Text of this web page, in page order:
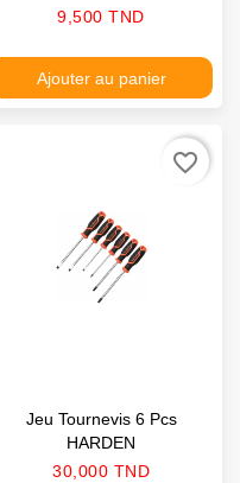
Prix
9,500 TND
Ajouter au panier
Jeu Tournevis 6 Pcs
HARDEN
Prix
30,000 TND
favorite_border